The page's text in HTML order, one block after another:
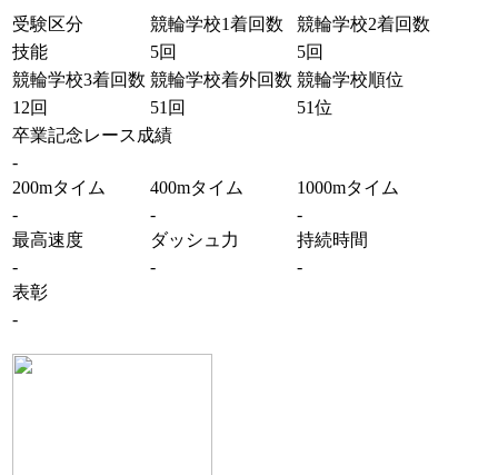
受験区分 競輪学校1着回数
競輪学校2着回数
技能
5回
5回
競輪学校3着回数 競輪学校着外回数 競輪学校順位
12回
51回
51位
卒業記念レース成績
-
200mタイム
400mタイム
1000mタイム
-
-
-
最高速度
ダッシュ力
持続時間
-
-
-
表彰
-